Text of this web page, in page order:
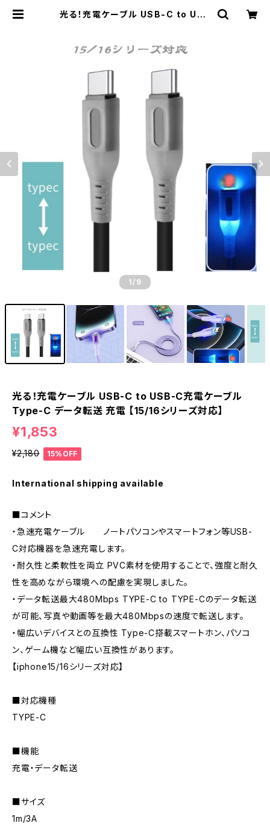
光る！充電ケーブル USB-C to USB
shuu
1 /9
光る！充電ケーブル USB-C to USB-C充電ケーブル
Type-C データ転送 充電 【15/16シリーズ対応】
¥1,853
¥2,180 15%OFF
International shipping available
■コメント
・急速充電ケーブル ノートパソコンやスマートフォン等USB-
C対応機器を急速充電します。
・耐久性と柔軟性を両立 PVC素材を使用することで、強度と耐久
性を高めながら環境への配慮を実現しました。
・データ転送最大480Mbps TYPE-C to TYPE-Cのデータ転送
が可能、写真や動画等を最大480Mbpsの速度で転送します。
・幅広いデバイスとの互換性 Type-C搭載スマートホン、パソコ
ン、ゲーム機など幅広い互換性があります。
【iphone15/16シリーズ対応】
■対応機種
TYPE-C
■機能
充電・データ転送
■サイズ
1m/3A